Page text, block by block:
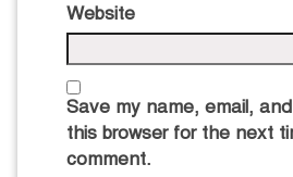
Website
Save my name, email,
this browser for the next
comment.